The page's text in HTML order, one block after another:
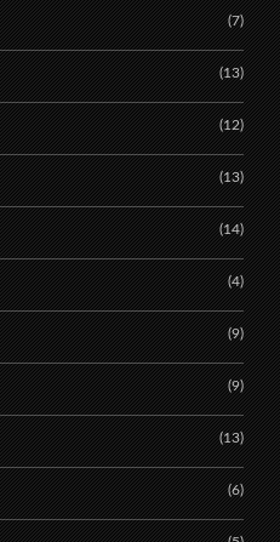
(7)
(13)
(12)
(13)
(14)
(4)
(9)
(9)
(13)
(6)